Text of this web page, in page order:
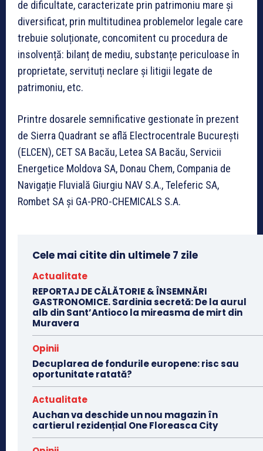
de dificultate, caracterizate prin patrimoniu mare și
diversificat, prin multitudinea problemelor legale care
trebuie soluționate, concomitent cu procedura de
insolvență: bilanț de mediu, substanțe periculoase în
proprietate, servituți neclare și litigii legate de
patrimoniu, etc.
Printre dosarele semnificative gestionate în prezent
de Sierra Quadrant se află Electrocentrale București
(ELCEN), CET SA Bacău, Letea SA Bacău, Servicii
Energetice Moldova SA, Donau Chem, Compania de
Navigație Fluvială Giurgiu NAV S.A., Teleferic SA,
Rombet SA și GA-PRO-CHEMICALS S.A.
Cele mai citite din ultimele 7 zile
Actualitate
REPORTAJ DE CĂLĂTORIE & ÎNSEMNĂRI
GASTRONOMICE. Sardinia secretă: De la aurul
alb din Sant’Antioco la mireasma de mirt din
Muravera
Opinii
Decuplarea de fondurile europene: risc sau
oportunitate ratată?
Actualitate
Auchan va deschide un nou magazin în
cartierul rezidențial One Floreasca City